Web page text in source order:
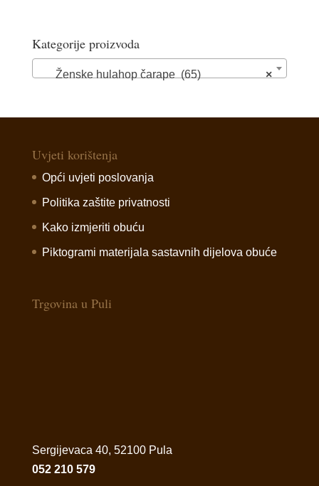
Kategorije proizvoda
×
Ženske hulahop čarape (65)
Uvjeti korištenja
Opći uvjeti poslovanja
Politika zaštite privatnosti
Kako izmjeriti obuću
Piktogrami materijala sastavnih dijelova obuće
Trgovina u Puli
Sergijevaca 40, 52100 Pula
052 210 579